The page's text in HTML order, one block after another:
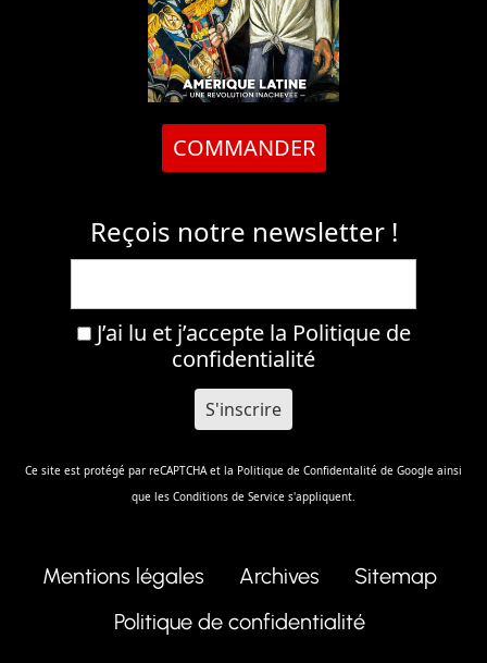
COMMANDER
Reçois notre newsletter !
J’ai lu et j’accepte la Politique de
confidentialité
Ce site est protégé par reCAPTCHA et la Politique de Confidentalité de Google ainsi
que les Conditions de Service s'appliquent.
Mentions légales Archives
Sitemap
Politique de confidentialité